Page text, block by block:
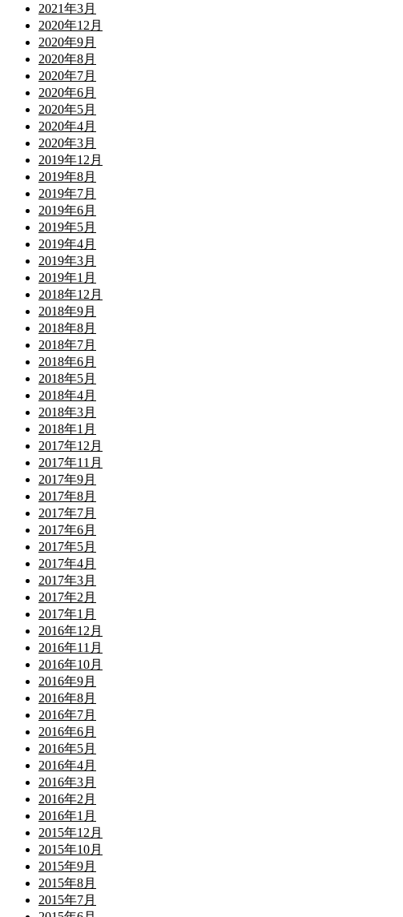
2021年3月
2020年12月
2020年9月
2020年8月
2020年7月
2020年6月
2020年5月
2020年4月
2020年3月
2019年12月
2019年8月
2019年7月
2019年6月
2019年5月
2019年4月
2019年3月
2019年1月
2018年12月
2018年9月
2018年8月
2018年7月
2018年6月
2018年5月
2018年4月
2018年3月
2018年1月
2017年12月
2017年11月
2017年9月
2017年8月
2017年7月
2017年6月
2017年5月
2017年4月
2017年3月
2017年2月
2017年1月
2016年12月
2016年11月
2016年10月
2016年9月
2016年8月
2016年7月
2016年6月
2016年5月
2016年4月
2016年3月
2016年2月
2016年1月
2015年12月
2015年10月
2015年9月
2015年8月
2015年7月